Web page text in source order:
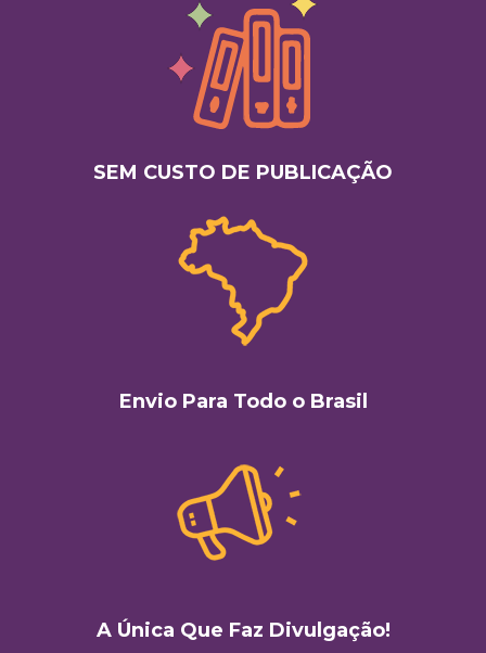
SEM CUSTO DE PUBLICAÇÃO
Envio Para Todo o Brasil
A Única Que Faz Divulgação!